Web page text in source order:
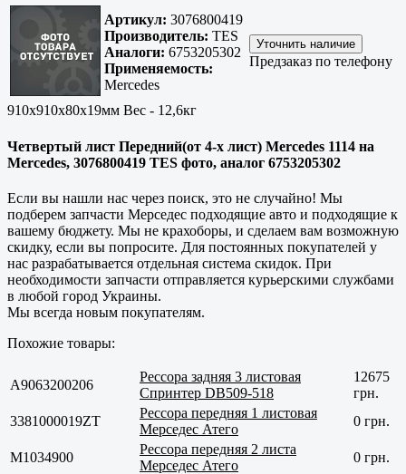
Артикул: 3076800419
Производитель: TES
Аналоги: 6753205302
Применяемость:
Mercedes
Предзаказ по телефону
910x910x80x19мм Вес - 12,6кг
Четвертый лист Передний(от 4-х лист) Mercedes 1114 на
Mercedes, 3076800419 TES фото, аналог 6753205302
Если вы нашли нас через поиск, это не случайно! Мы
подберем запчасти Мерседес подходящие авто и подходящие к
вашему бюджету. Мы не крахоборы, и сделаем вам возможную
скидку, если вы попросите. Для постоянных покупателей у
нас разрабатывается отдельная система скидок. При
необходимости запчасти отправляется курьерскими службами
в любой город Украины.
Мы всегда новым покупателям.
Похожие товары:
A9063200206
Рессора задняя 3 листовая
Спринтер DB509-518
12675
грн.
3381000019ZT
Рессора передняя 1 листовая
Мерседес Атего
0 грн.
M1034900
Рессора передняя 2 листа
Мерседес Атего
0 грн.